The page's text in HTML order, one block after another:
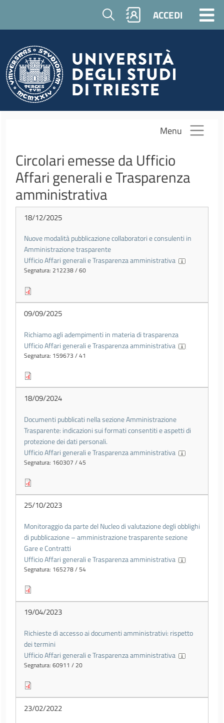
Salta al contenuto principale
Cerca ACCEDI
Menu
Circolari emesse da Ufficio
Affari generali e Trasparenza
amministrativa
18/12/2025
Nuove modalità pubblicazione collaboratori e consulenti in
Amministrazione trasparente
Ufficio Affari generali e Trasparenza amministrativa
Segnatura: 212238 / 60
09/09/2025
Richiamo agli adempimenti in materia di trasparenza
Ufficio Affari generali e Trasparenza amministrativa
Segnatura: 159673 / 41
18/09/2024
Documenti pubblicati nella sezione Amministrazione
Trasparente: indicazioni sui formati consentiti e aspetti di
protezione dei dati personali.
Ufficio Affari generali e Trasparenza amministrativa
Segnatura: 160307 / 45
25/10/2023
Monitoraggio da parte del Nucleo di valutazione degli obblighi
di pubblicazione – amministrazione trasparente sezione
Gare e Contratti
Ufficio Affari generali e Trasparenza amministrativa
Segnatura: 165278 / 54
19/04/2023
Richieste di accesso ai documenti amministrativi: rispetto
dei termini
Ufficio Affari generali e Trasparenza amministrativa
Segnatura: 60911 / 20
23/02/2022